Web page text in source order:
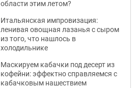
области этим летом?
Итальянская импровизация:
ленивая овощная лазанья с сыром
из того, что нашлось в
холодильнике
Маскируем кабачки под десерт из
кофейни: эффектно справляемся с
кабачковым нашествием